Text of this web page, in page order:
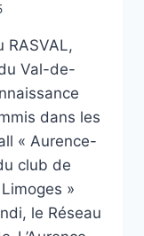
RASVAL,
Val-de-
dans les
« Aurence-
club de
»
le Réseau